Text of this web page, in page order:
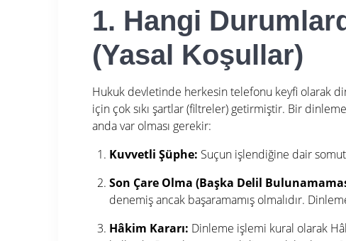
1. Hangi
(Yasal Koşullar)
Hukuk devletinde herkesin telefonu keyfi olarak
için çok sıkı şartlar (filtreler) getirmiştir. Bir
anda var olması gerekir:
Kuvvetli Şüphe: Suçun işlendiğine dair
Son Çare Olma (Başka Delil
denemiş ancak başaramamış olmalıdır.
Hâkim Kararı: Dinleme işlemi kural olarak